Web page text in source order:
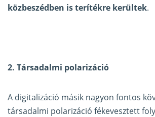
közbeszédben is terítékre kerültek.
2. Társadalmi polarizáció
A digitalizáció másik nagyon fontos
társadalmi polarizáció fékevesztett